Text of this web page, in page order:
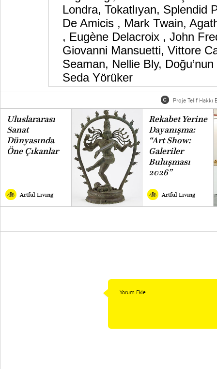
Londra, Tokatlıyan, Splendid
De Amicis , Mark Twain,
, Eugène Delacroix , John
Giovanni Mansuetti, Vittore
Seaman, Nellie Bly,
Seda Yörüker
Proje Telif Hakkı
Uluslararası
Sanat
Dünyasında
Öne Çıkanlar
Artful Living
Rekabet Yerine
Dayanışma:
“Art Show:
Galeriler
Buluşması
2026”
Artful Living